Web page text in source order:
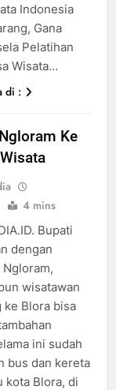
Indonesia
Gana
Pelatihan
Wisata…
di :
Ke
4 mins
Bupati
dengan
wisatawan
Blora bisa
ini sudah
bus dan kereta
kota Blora, di